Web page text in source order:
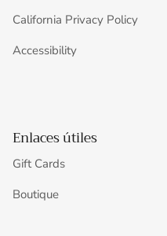
California Privacy Policy
Accessibility
Enlaces útiles
Gift Cards
Boutique